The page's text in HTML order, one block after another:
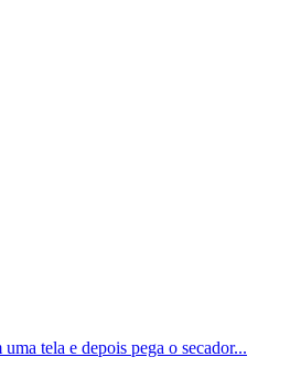
tela e depois pega o secador...